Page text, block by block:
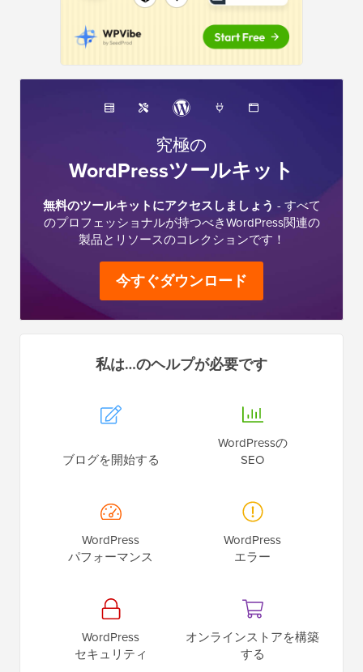
究極の
WordPressツールキット
無料のツールキットにアクセスしましょう - すべて
のプロフェッショナルが持つべきWordPress関連の
製品とリソースのコレクションです！
今すぐダウンロード
私は…のヘルプが必要です
ブログを開始する
WordPressの
SEO
WordPress
パフォーマンス
WordPress
エラー
WordPress
セキュリティ
オンラインストアを構築
する